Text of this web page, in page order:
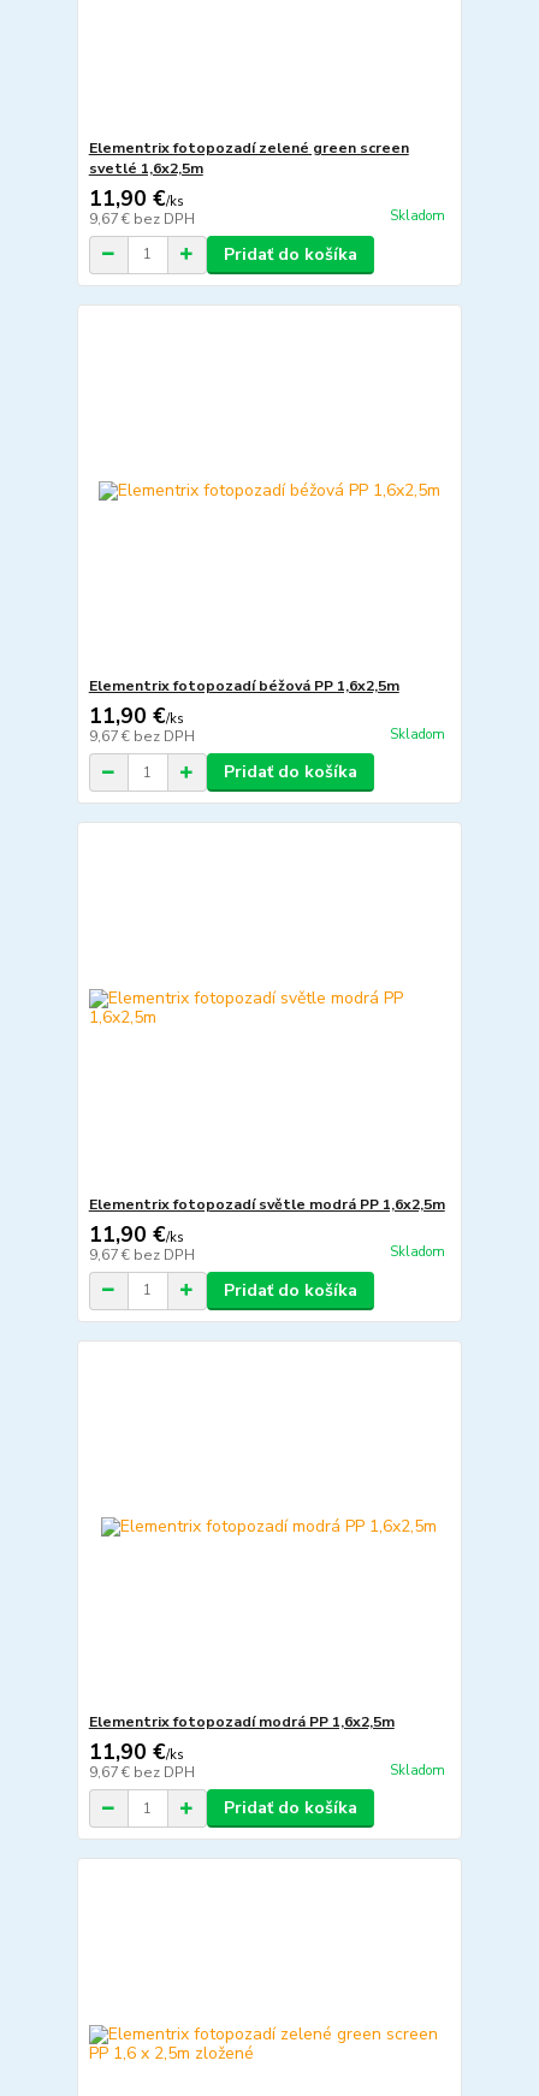
Elementrix fotopozadí zelené green screen
svetlé 1,6x2,5m
11,90 €/ks
9,67 € bez DPH Skladom
Pridať do košíka
Elementrix fotopozadí béžová PP 1,6x2,5m
11,90 €/ks
9,67 € bez DPH Skladom
Pridať do košíka
Elementrix fotopozadí světle modrá PP 1,6x2,5m
11,90 €/ks
9,67 € bez DPH Skladom
Pridať do košíka
Elementrix fotopozadí modrá PP 1,6x2,5m
11,90 €/ks
9,67 € bez DPH Skladom
Pridať do košíka